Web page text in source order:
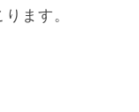
ます。